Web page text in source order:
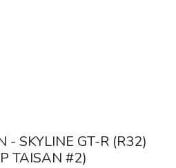
- SKYLINE GT-R (R32)
TAISAN #2)